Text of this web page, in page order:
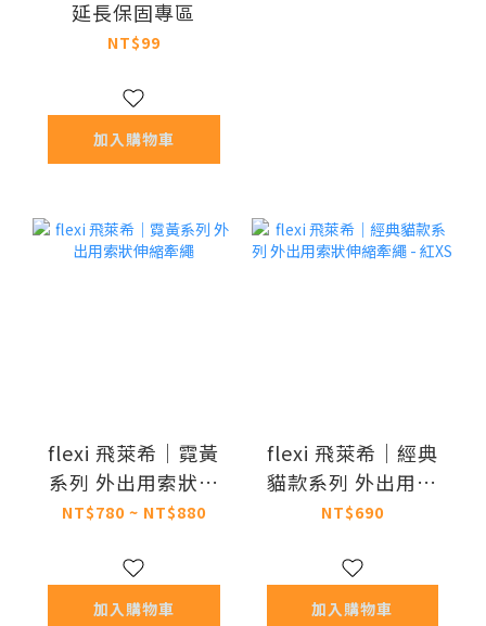
延長保固專區
NT$99
加入購物車
flexi 飛萊希｜霓黃
系列 外出用索狀伸
縮牽繩
NT$780 ~ NT$880
加入購物車
flexi 飛萊希｜經典
貓款系列 外出用索
狀伸縮牽繩 - 紅XS
NT$690
加入購物車